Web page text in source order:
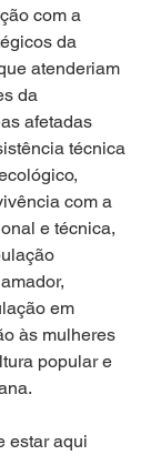
com a
da
atenderiam
da
afetadas
técnica
com a
e técnica,
em
às mulheres
popular e
estar aqui